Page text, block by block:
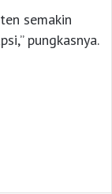
semakin
pungkasnya.